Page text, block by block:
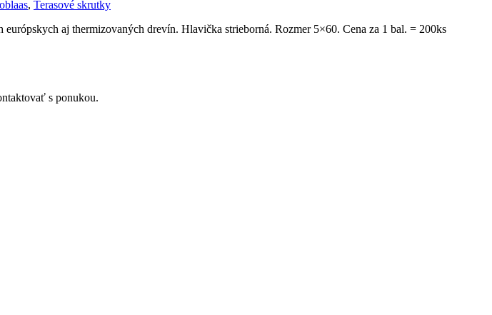
, Terasové skrutky
aj thermizovaných drevín. Hlavička strieborná. Rozmer 5×60. Cena za 1 bal. = 200ks
s ponukou.